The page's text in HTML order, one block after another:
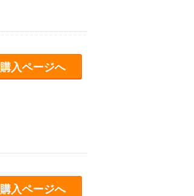
購入ページへ
購入ページへ